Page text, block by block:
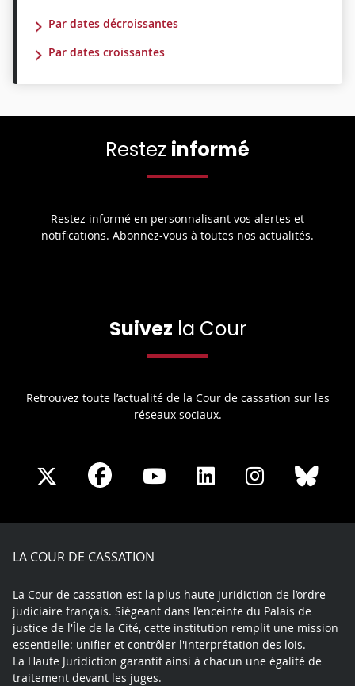
Par dates décroissantes
Par dates croissantes
Restez informé
Restez informé en personnalisant vos alertes et
notifications. Abonnez-vous à toutes nos actualités.
Suivez la Cour
Retrouvez toute l’actualité de la Cour de cassation sur les
réseaux sociaux.
Share
X
Share
Facebook
Share
Youtube
Share
LinkedIn
Share
Instagram
LA COUR DE CASSATION
La Cour de cassation est la plus haute juridiction de l’ordre
judiciaire français. Siégeant dans l’enceinte du Palais de
justice de l'Île de la Cité, cette institution remplit une mission
essentielle: unifier et contrôler l'interprétation des lois.
La Haute Juridiction garantit ainsi à chacun une égalité de
traitement devant les juges.